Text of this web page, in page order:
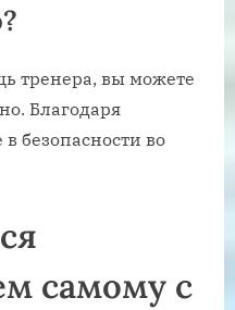
тренера, вы можете
Благодаря
в безопасности во
самому с